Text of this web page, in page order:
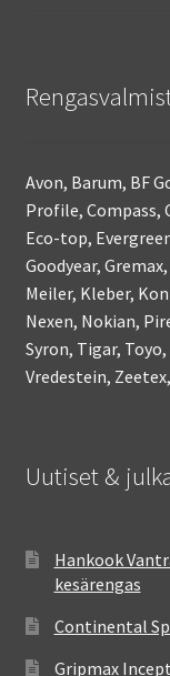
Avon, Barum, BF
Profile, Compass,
Eco-top,
Goodyear,
Meiler, Kleber,
Nexen, Nokian,
Syron, Tigar,
Vredestein,
Uutiset &
Hankook
kesärengas
Continental
Gripmax